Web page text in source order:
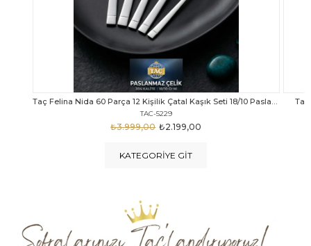
Taç Calista Tivoli 72 Parça 12 Kişilik Çatal Kaşık Bıçak Seti
TAC-5040
₺2.999,00
₺4.289,00
Taç
KATEGORIYE GIT